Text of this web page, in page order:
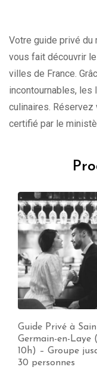
Votre guide privé du
vous fait découvrir
villes de France.
incontournables,
culinaires.
certifié par le
Visite de Groupe
Melun (2h) –
de 1 à 30
309.00€